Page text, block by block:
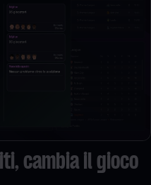
cambia il gioco